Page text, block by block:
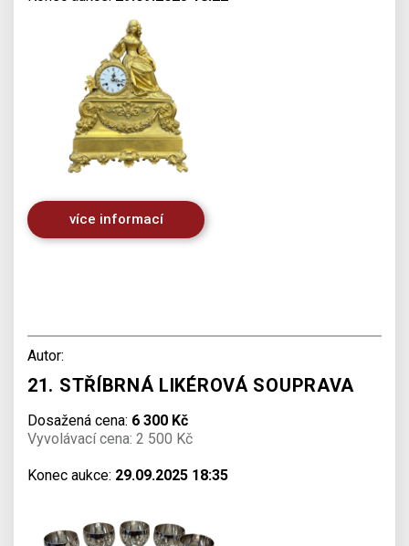
více informací
Autor:
21. STŘÍBRNÁ LIKÉROVÁ SOUPRAVA
Dosažená cena: 6 300 Kč
Vyvolávací cena: 2 500 Kč
Konec aukce: 29.09.2025 18:35